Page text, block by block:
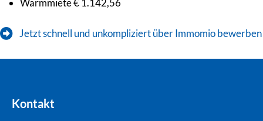
Warmmiete € 1.142,56
Jetzt schnell und unkompliziert über Immomio bewerben
Kontakt